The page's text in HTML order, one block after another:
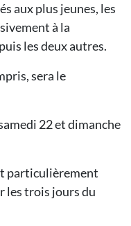
aux plus jeunes, les
à la
les deux autres.
sera le
22 et dimanche
particulièrement
les trois jours du